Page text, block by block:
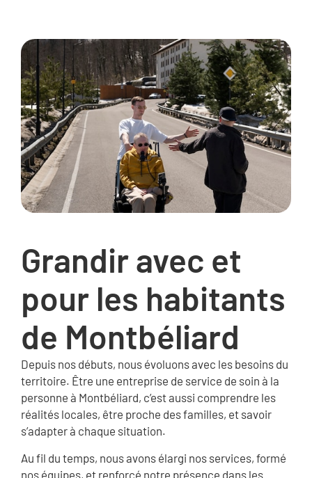
Grandir avec et
pour les habitants
de Montbéliard
Depuis nos débuts, nous évoluons avec les besoins du
territoire. Être une entreprise de service de soin à la
personne à Montbéliard, c’est aussi comprendre les
réalités locales, être proche des familles, et savoir
s’adapter à chaque situation.
Au fil du temps, nous avons élargi nos services, formé
nos équipes, et renforcé notre présence dans les